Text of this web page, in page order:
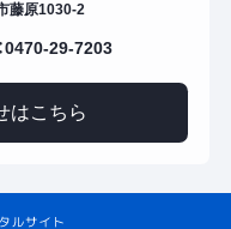
藤原1030-2
0470-29-7203
はこちら